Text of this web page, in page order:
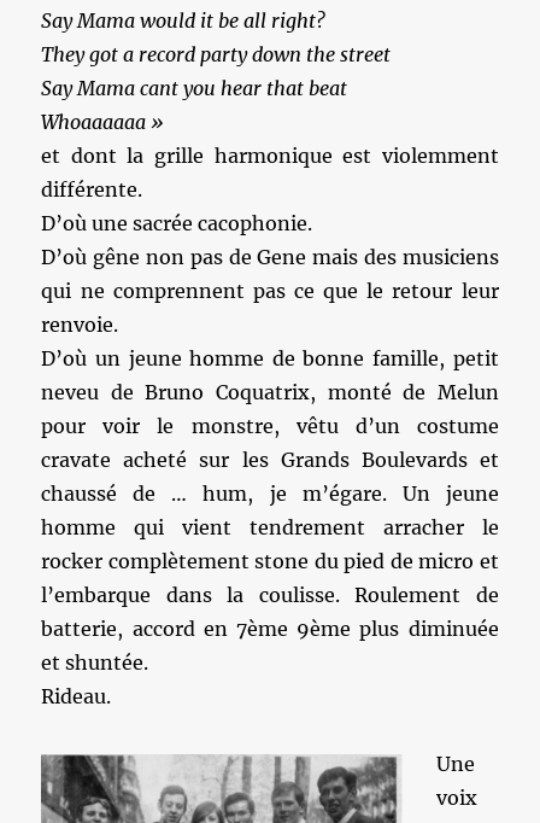
Say Mama would it be all right?
They got a record party down the street
Say Mama cant you hear that beat
Whoaaaaaa »
et dont la grille harmonique est violemment
différente.
D’où une sacrée cacophonie.
D’où gêne non pas de Gene mais des musiciens
qui ne comprennent pas ce que le retour leur
renvoie.
D’où un jeune homme de bonne famille, petit
neveu de Bruno Coquatrix, monté de Melun
pour voir le monstre, vêtu d’un costume
cravate acheté sur les Grands Boulevards et
chaussé de … hum, je m’égare. Un jeune
homme qui vient tendrement arracher le
rocker complètement stone du pied de micro et
l’embarque dans la coulisse. Roulement de
batterie, accord en 7ème 9ème plus diminuée
et shuntée.
Rideau.
Une
voix